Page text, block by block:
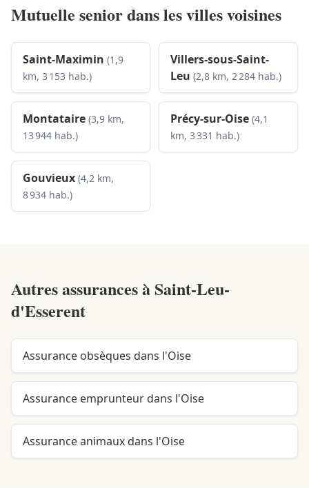
Mutuelle senior dans les villes voisines
Saint-Maximin (1,9
km, 3 153 hab.)
Villers-sous-Saint-
Leu (2,8 km, 2 284 hab.)
Montataire (3,9 km,
13 944 hab.)
Précy-sur-Oise (4,1
km, 3 331 hab.)
Gouvieux (4,2 km,
8 934 hab.)
Autres assurances àSaint-Leu-
d'Esserent
Assurance obsèques dans l'Oise
Assurance emprunteur dans l'Oise
Assurance animaux dans l'Oise